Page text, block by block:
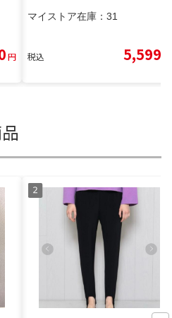
円
マイストア在庫： 31
税込 5,599